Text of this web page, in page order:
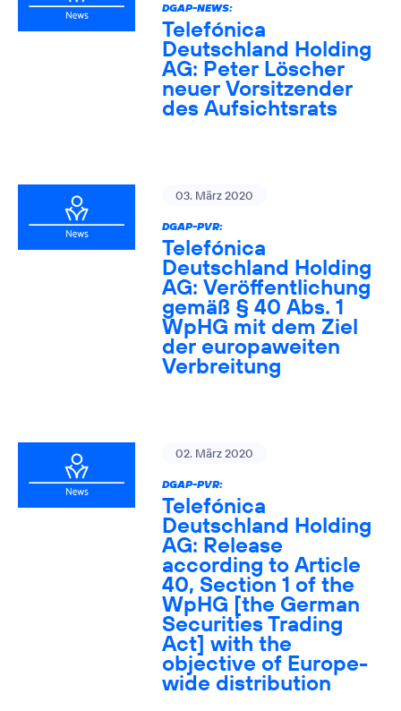
DGAP-NEWS:
Telefónica
Deutschland Holding
AG: Peter Löscher
neuer Vorsitzender
des Aufsichtsrats
03. März 2020
DGAP-PVR:
Telefónica
Deutschland Holding
AG: Veröffentlichung
gemäß § 40 Abs. 1
WpHG mit dem Ziel
der europaweiten
Verbreitung
02. März 2020
DGAP-PVR:
Telefónica
Deutschland Holding
AG: Release
according to Article
40, Section 1 of the
WpHG [the German
Securities Trading
Act] with the
objective of Europe-
wide distribution